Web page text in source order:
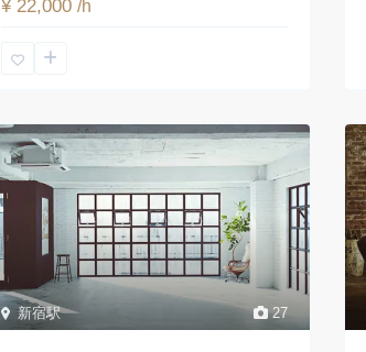
¥ 22,000 /h
27
新宿駅